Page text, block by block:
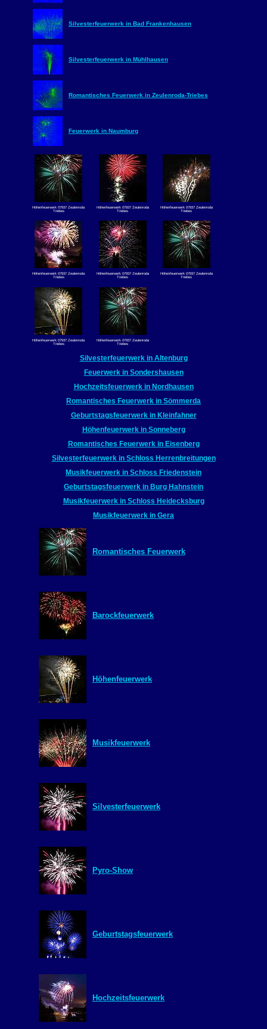
Silvesterfeuerwerk in Bad Frankenhausen
Silvesterfeuerwerk in Mühlhausen
Romantisches Feuerwerk in Zeulenroda-Triebes
Feuerwerk in Naumburg
Höhenfeuerwerk 07937 Zeulenroda
Triebes
Höhenfeuerwerk 07937 Zeulenroda
Triebes
Höhenfeuerwerk 07937 Zeulenroda
Triebes
Höhenfeuerwerk 07937 Zeulenroda
Triebes
Höhenfeuerwerk 07937 Zeulenroda
Triebes
Höhenfeuerwerk 07937 Zeulenroda
Triebes
Höhenfeuerwerk 07937 Zeulenroda
Triebes
Höhenfeuerwerk 07937 Zeulenroda
Triebes
Silvesterfeuerwerk in Altenburg
Feuerwerk in Sondershausen
Hochzeitsfeuerwerk in Nordhausen
Romantisches Feuerwerk in Sömmerda
Geburtstagsfeuerwerk in Kleinfahner
Höhenfeuerwerk in Sonneberg
Romantisches Feuerwerk in Eisenberg
Silvesterfeuerwerk in Schloss Herrenbreitungen
Musikfeuerwerk in Schloss Friedenstein
Geburtstagsfeuerwerk in Burg Hahnstein
Musikfeuerwerk in Schloss Heidecksburg
Musikfeuerwerk in Gera
Romantisches Feuerwerk
Barockfeuerwerk
Höhenfeuerwerk
Musikfeuerwerk
Silvesterfeuerwerk
Pyro-Show
Geburtstagsfeuerwerk
Hochzeitsfeuerwerk